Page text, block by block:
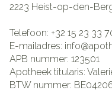
2223 Heist-op-den-
Telefoon: +32 15 23 33
E-mailadres: info@
APB nummer: 123501
Apotheek titularis:
BTW nummer: